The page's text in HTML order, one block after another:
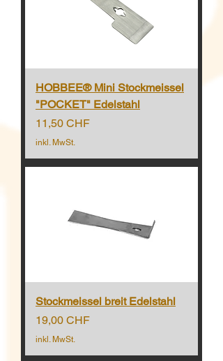
HOBBEE® Mini Stockmeissel
"POCKET" Edelstahl
Preis
11,50 CHF
inkl. MwSt.
Stockmeissel breit Edelstahl
Preis
19,00 CHF
inkl. MwSt.